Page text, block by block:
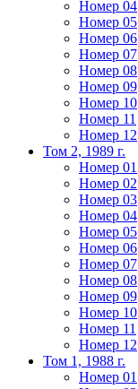
Номер 04
Номер 05
Номер 06
Номер 07
Номер 08
Номер 09
Номер 10
Номер 11
Номер 12
Том 2, 1989 г.
Номер 01
Номер 02
Номер 03
Номер 04
Номер 05
Номер 06
Номер 07
Номер 08
Номер 09
Номер 10
Номер 11
Номер 12
Том 1, 1988 г.
Номер 01